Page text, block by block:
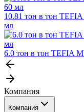
10.81 тон в тон
мл
6.0 тон в тон TEFIA
Компания
Компания